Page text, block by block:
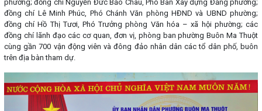
phường; đồng chí Nguyễn Đức Bảo Châu, Phó Ban Xây dựng Đảng phường;
đồng chí Lê Minh Phúc, Phó Chánh Văn phòng HĐND và UBND phường;
đồng chí Hồ Thị Tươi, Phó Trưởng phòng Văn hóa – xã hội phường; các
đồng chí lãnh đạo các cơ quan, đơn vị, phòng ban phường Buôn Ma Thuột
cùng gần 700 vận động viên và đông đảo nhân dân các tổ dân phố, buôn
trên địa bàn tham dự.